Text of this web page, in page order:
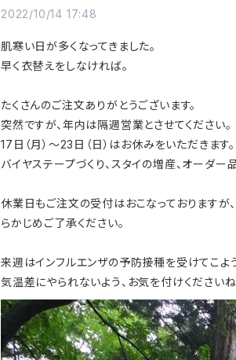
2022/10/14 17:48
肌寒い日が多くなってきました。
早く衣替えをしなければ。
たくさんのご注文ありがとうございます。
突然ですが、年内は隔週営業とさせてください。
17日（月）〜23日（日）はお休みをいただきます。
バイヤステープづくり、スタイの増産、オーダー
休業日もご注文の受付はおこなっておりますが
らかじめご了承ください。
来週はインフルエンザの予防接種を受けてこよう
気温差にやられないよう、お気を付けくださいね